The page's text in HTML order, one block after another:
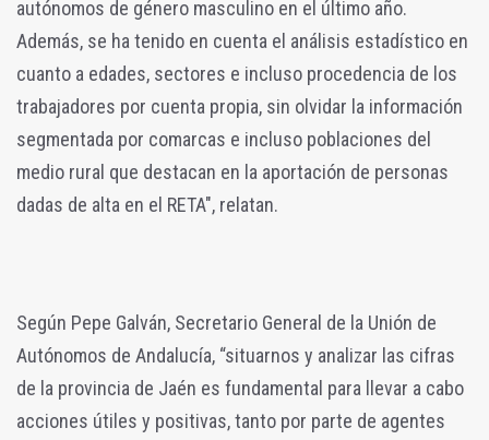
autónomos de género masculino en el último año.
Además, se ha tenido en cuenta el análisis estadístico en
cuanto a edades, sectores e incluso procedencia de los
trabajadores por cuenta propia, sin olvidar la información
segmentada por comarcas e incluso poblaciones del
medio rural que destacan en la aportación de personas
dadas de alta en el RETA", relatan.
Según Pepe Galván, Secretario General de la Unión de
Autónomos de Andalucía, “situarnos y analizar las cifras
de la provincia de Jaén es fundamental para llevar a cabo
acciones útiles y positivas, tanto por parte de agentes